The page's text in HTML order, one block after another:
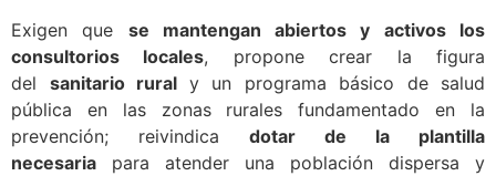
Exigen que se mantengan abiertos y activos los
consultorios locales, propone crear la figura
del sanitario rural y un programa básico de salud
pública en las zonas rurales fundamentado en la
prevención; reivindica dotar de la plantilla
necesaria para atender una población dispersa y